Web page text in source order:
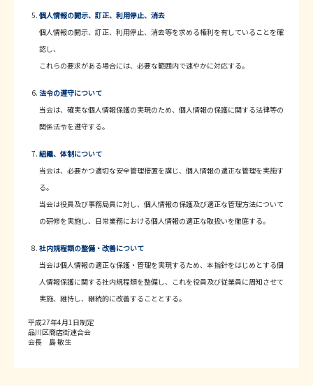
個人情報の開示、訂正、利用停止、消去
個人情報の開示、訂正、利用停止、消去等を求める権利を有していることを確
認し、
これらの要求がある場合には、必要な範囲内で速やかに対応する。
法令の遵守について
当会は、確実な個人情報保護の実現のため、個人情報の保護に関する法律等の
関係法令を遵守する。
組織、体制について
当会は、必要かつ適切な安全管理措置を講じ、個人情報の適正な管理を実施す
る。
当会は役員及び事務局員に対し、個人情報の保護及び適正な管理方法について
の研修を実施し、日常業務における個人情報の適正な取扱いを徹底する。
社内規程類の整備・改善について
当会は個人情報の適正な保護・管理を実現するため、本指針をはじめとする個
人情報保護に関する社内規程類を整備し、これを役員及び従業員に周知させて
実施、維持し、継続的に改善することとする。
平成27年4月1日制定
品川区商店街連合会
会長 島 敏生